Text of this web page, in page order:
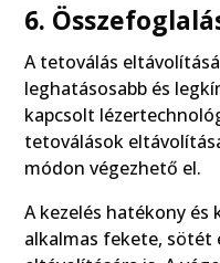
6.
A tetoválás
leghatásosabb és
kapcsolt
tetoválások
módon végezhető el.
A kezelés hatékony és
alkalmas fekete, sötét